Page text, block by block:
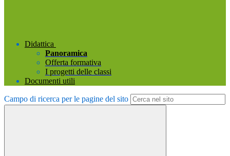
Didattica
Panoramica
Offerta formativa
I progetti delle classi
Documenti utili
Campo di ricerca per le pagine del sito